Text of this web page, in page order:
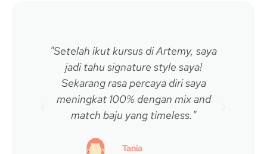
"Setelah ikut kursus di Artemy, saya
jadi tahu signature style saya!
Sekarang rasa percaya diri saya
meningkat 100% dengan mix and
match baju yang timeless."
Tania